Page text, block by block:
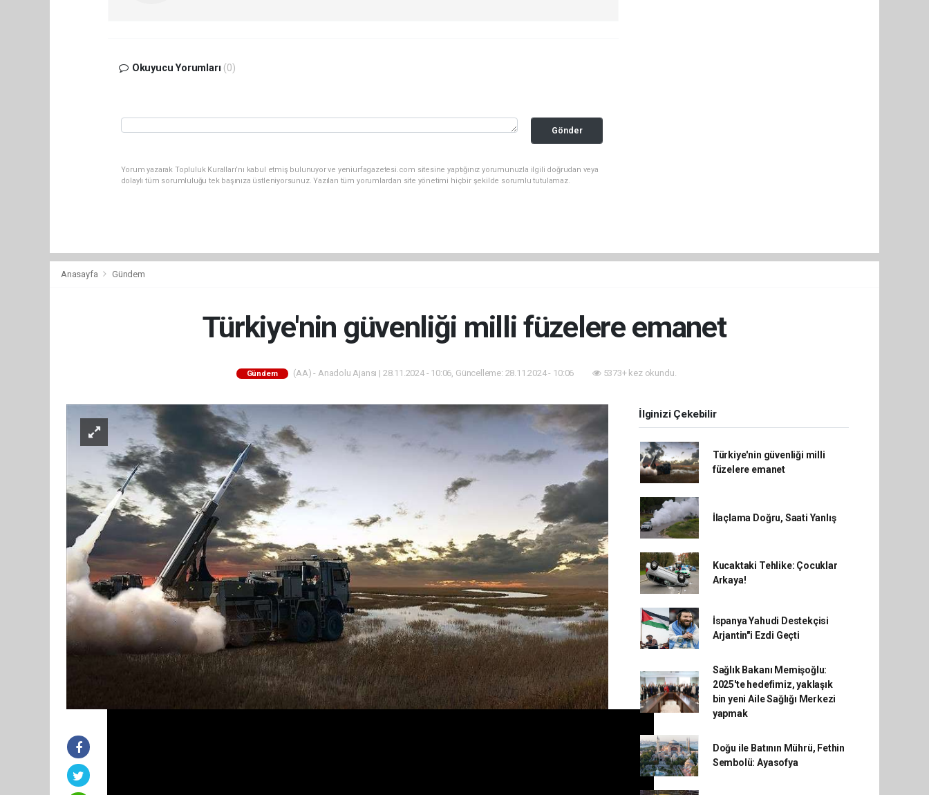
Okuyucu Yorumları (0)
Gönder
Yorum yazarak Topluluk Kuralları’nı kabul etmiş bulunuyor ve yeniurfagazetesi.com sitesine yaptığınız yorumunuzla ilgili doğrudan veya
dolaylı tüm sorumluluğu tek başınıza üstleniyorsunuz. Yazılan tüm yorumlardan site yönetimi hiçbir şekilde sorumlu tutulamaz.
Anasayfa Gündem
Türkiye'nin güvenliği milli füzelere emanet
Gündem (AA) - Anadolu Ajansı | 28.11.2024 - 10:06, Güncelleme: 28.11.2024 - 10:06 5373+ kez okundu.
İlginizi Çekebilir
Türkiye'nin güvenliği milli
füzelere emanet
İlaçlama Doğru, Saati Yanlış
Kucaktaki Tehlike: Çocuklar
Arkaya!
İspanya Yahudi Destekçisi
Arjantin"i Ezdi Geçti
Sağlık Bakanı Memişoğlu:
2025'te hedefimiz, yaklaşık
bin yeni Aile Sağlığı Merkezi
yapmak
Doğu ile Batının Mührü, Fethin
Sembolü: Ayasofya